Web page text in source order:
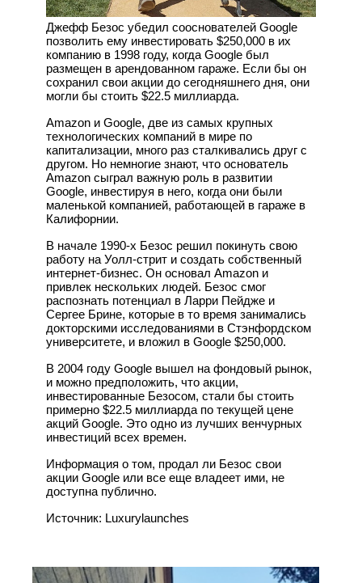
Джефф Безос убедил сооснователей Google
позволить ему инвестировать $250,000 в их
компанию в 1998 году, когда Google был
размещен в арендованном гараже. Если бы он
сохранил свои акции до сегодняшнего дня, они
могли бы стоить $22.5 миллиарда.
Amazon и Google, две из самых крупных
технологических компаний в мире по
капитализации, много раз сталкивались друг с
другом. Но немногие знают, что основатель
Amazon сыграл важную роль в развитии
Google, инвестируя в него, когда они были
маленькой компанией, работающей в гараже в
Калифорнии.
В начале 1990-х Безос решил покинуть свою
работу на Уолл-стрит и создать собственный
интернет-бизнес. Он основал Amazon и
привлек нескольких людей. Безос смог
распознать потенциал в Ларри Пейдже и
Сергее Брине, которые в то время занимались
докторскими исследованиями в Стэнфордском
университете, и вложил в Google $250,000.
В 2004 году Google вышел на фондовый рынок,
и можно предположить, что акции,
инвестированные Безосом, стали бы стоить
примерно $22.5 миллиарда по текущей цене
акций Google. Это одно из лучших венчурных
инвестиций всех времен.
Информация о том, продал ли Безос свои
акции Google или все еще владеет ими, не
доступна публично.
Источник: Luxurylaunches